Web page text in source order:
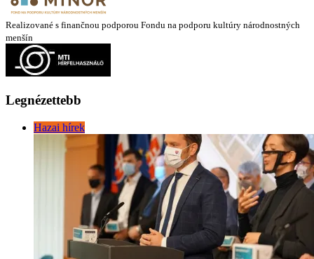
Realizované s finančnou podporou Fondu na podporu kultúry národnostných
menšín
Legnézettebb
Hazai hírek